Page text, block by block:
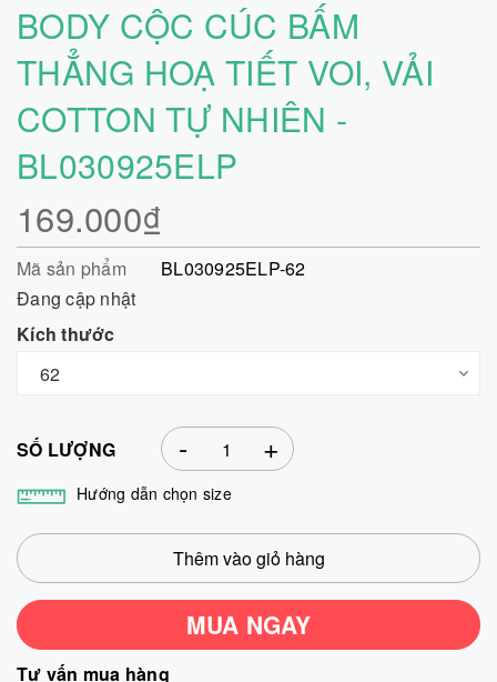
BODY CỘC CÚC BẤM
THẲNG HOẠ TIẾT VOI, VẢI
COTTON TỰ NHIÊN -
BL030925ELP
169.000₫
Mã sản phẩm
BL030925ELP-62
Đang cập nhật
Kích thước
SỐ LƯỢNG +
-
Hướng dẫn chọn size
Thêm vào giỏ hàng
MUA NGAY
Tư vấn mua hàng